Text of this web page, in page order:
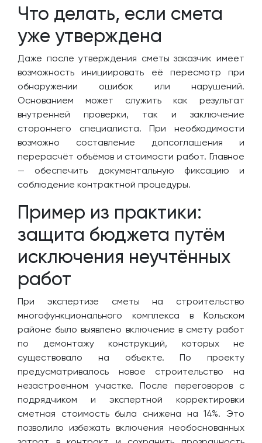
Что делать, если смета
уже утверждена
Даже после утверждения сметы заказчик имеет
возможность инициировать её пересмотр при
обнаружении ошибок или нарушений.
Основанием может служить как результат
внутренней проверки, так и заключение
стороннего специалиста. При необходимости
возможно составление допсоглашения и
перерасчёт объёмов и стоимости работ. Главное
— обеспечить документальную фиксацию и
соблюдение контрактной процедуры.
Пример из практики:
защита бюджета путём
исключения неучтённых
работ
При экспертизе сметы на строительство
многофункционального комплекса в Кольском
районе было выявлено включение в смету работ
по демонтажу конструкций, которых не
существовало на объекте. По проекту
предусматривалось новое строительство на
незастроенном участке. После переговоров с
подрядчиком и экспертной корректировки
сметная стоимость была снижена на 14%. Это
позволило избежать включения необоснованных